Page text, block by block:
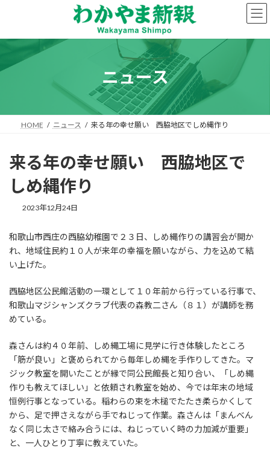
ン
へ
プ
ー
ョ
動
ニュース
HOME ニュース 来る年の幸せ願い 西脇地区でしめ縄作り
来る年の幸せ願い 西脇地区で
しめ縄作り
2023年12月24日
和歌山市西庄の西脇幼稚園で２３日、しめ縄作りの講習会が開か
れ、地域住民約１０人が来年の幸福を願いながら、力を込めて結
い上げた。
西脇地区公民館活動の一環として１０年前から行っている行事で、
和歌山マジシャンズクラブ代表の森教二さん（８１）が講師を務
めている。
森さんは約４０年前、しめ縄工場に見学に行き体験したところ
「筋が良い」と褒められてから毎年しめ縄を手作りしてきた。マ
ジック教室を開いたことが縁で同公民館長と知り合い、「しめ縄
作りも教えてほしい」と依頼され教室を始め、今では年末の地域
恒例行事となっている。稲わらの束を木槌でたたき柔らかくして
から、足で押さえながら手でねじって作業。森さんは「まんべん
なく同じ太さで絡み合うには、ねじっていく時の力加減が重要」
と、一人ひとり丁寧に教えていた。